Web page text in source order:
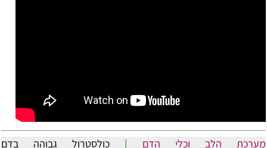
מערכת הלב וכלי הדם | כולסטרול גבוהה בדם